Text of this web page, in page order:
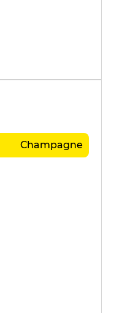
Champagne